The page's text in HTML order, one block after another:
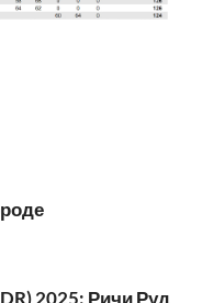
2025: Ричи Руд